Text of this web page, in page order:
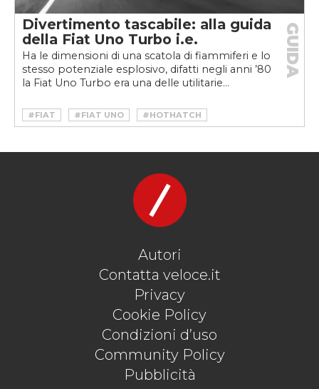
Divertimento tascabile: alla guida
della Fiat Uno Turbo i.e.
Ha le dimensioni di una scatola di fiammiferi e lo
stesso potenziale esplosivo, difatti negli anni ’80
la Fiat Uno Turbo era una delle utilitarie...
GUIDA
#FIAT #FIAT UNO #HOTHATCH
Autori
Contatta veloce.it
Privacy
Cookie Policy
Condizioni d’uso
Community Policy
Pubblicità